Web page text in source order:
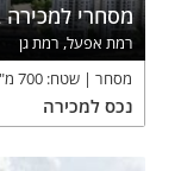
מסחרי
רמת אפעל, רמת גן
מסחר
שטח: 700
נכס למכירה